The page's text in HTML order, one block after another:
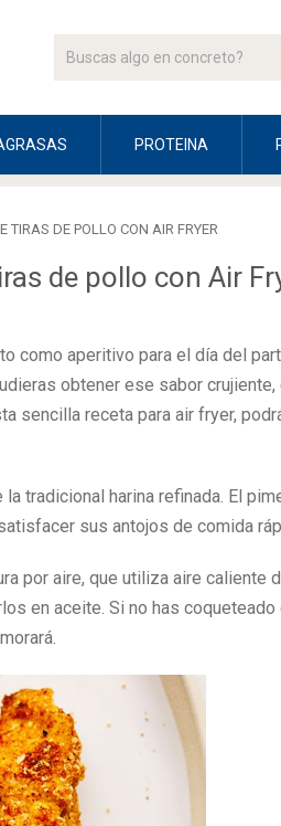
PROTEINA
TIRAS DE POLLO CON AIR FRYER
de pollo con Air
como aperitivo para el día del
obtener ese sabor
sencilla receta para air fryer,
tradicional harina refinada. El
sus antojos de comida
por aire, que utiliza aire caliente
en aceite. Si no has coqueteado